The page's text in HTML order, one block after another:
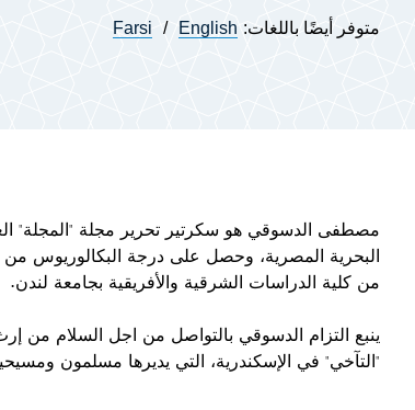
متوفر أيضًا باللغات: English
Farsi
مصطفى الدسوقي هو سكرتير تحرير مجلة "المجلة"
البحرية المصرية، وحصل على درجة البكالوريوس
من كلية الدراسات الشرقية والأفريقية بجامعة لندن.
"التآخي" في الإسكندرية، التي يديرها مسلمون